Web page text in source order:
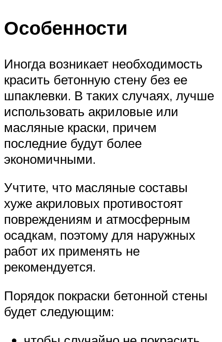
Особенности
Иногда возникает необходимость
красить бетонную стену без ее
шпаклевки. В таких случаях, лучше
использовать акриловые или
масляные краски, причем
последние будут более
экономичными.
Учтите, что масляные составы
хуже акриловых противостоят
повреждениям и атмосферным
осадкам, поэтому для наружных
работ их применять не
рекомендуется.
Порядок покраски бетонной стены
будет следующим: